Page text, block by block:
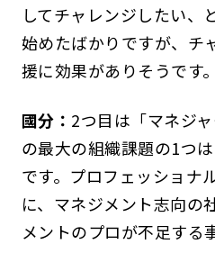
してチャレンジしたい、
始めたばかりですが、チ
援に効果がありそうです。
國分： 2つ目は「マネジ
の最大の組織課題の1つ
です。プロフェッショナ
に、マネジメント志向の
メントのプロが不足する